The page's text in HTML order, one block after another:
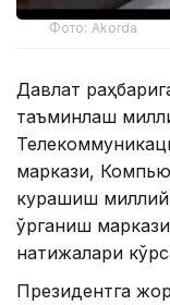
Фото: Akorda
Давлат
таъминлаш
маркази,
курашиш миллий
ўрганиш
натижалари
Президентга